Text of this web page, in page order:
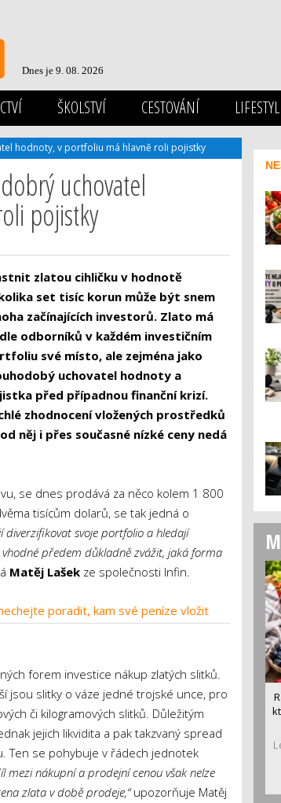
Dnes je 9. 08. 2026
ŠKOLSTVÍ CESTOVÁNÍ
hodnoty, v portfoliu má hlavně roli pojistky
uchovatel
pojistky
zlatou cihličku v hodnotě
set tisíc korun může být snem
začínajících investorů. Zlato má
odborníků v každém investičním
své místo, ale zejména jako
uchovatel hodnoty a
před případnou finanční krizí.
zhodnocení vložených prostředků
něj i přes současné nízké ceny nedá
se dnes prodává za něco kolem 1 800
tisícům dolarů, se tak jedná o
diverzifikovat svoje portfolio a hledají
předem důkladně zvážit, jaká forma
Matěj Lašekze společnosti Infin.
poradit, kam své peníze vložit
forem investice nákup zlatých slitků.
jsou slitky o váze jedné trojské unce, pro
či kilogramových slitků. Důležitým
jejich likvidita a pak takzvaný spread
Ten se pohybuje v řádech jednotek
mezi nákupní a prodejní cenou však nelze
zlata v době prodeje,“upozorňuje Matěj